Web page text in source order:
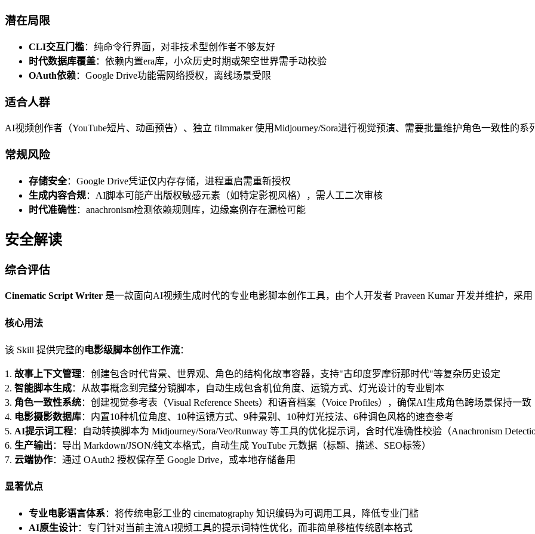
潜在局限
CLI交互门槛：纯命令行界面，对非技术型创作者不够友好
时代数据库覆盖：依赖内置era库，小众历史时期或架空世界需手动校验
OAuth依赖：Google Drive功能需网络授权，离线场景受限
适合人群
AI视频创作者（YouTube短片、动画预告）、独立 filmmaker 使用Midjourney/Sora进行视觉预演、需要批量维护角色一致性的系
常规风险
存储安全：Google Drive凭证仅内存存储，进程重启需重新授权
生成内容合规：AI脚本可能产出版权敏感元素（如特定影视风格），需人工二次审核
时代准确性：anachronism检测依赖规则库，边缘案例存在漏检可能
安全解读
综合评估
Cinematic Script Writer 是一款面向AI视频生成时代的专业电影脚本创作工具，由个人开发者 Praveen Kumar 开发并维护，采用
核心用法
该 Skill 提供完整的电影级脚本创作工作流：
1. 故事上下文管理：创建包含时代背景、世界观、角色的结构化故事容器，支持"古印度罗摩衍那时代"等复杂历史设定
2. 智能脚本生成：从故事概念到完整分镜脚本，自动生成包含机位角度、运镜方式、灯光设计的专业剧本
3. 角色一致性系统：创建视觉参考表（Visual Reference Sheets）和语音档案（Voice Profiles），确保AI生成角色跨场景保持一致
4. 电影摄影数据库：内置10种机位角度、10种运镜方式、9种景别、10种灯光技法、6种调色风格的速查参考
5. AI提示词工程：自动转换脚本为 Midjourney/Sora/Veo/Runway 等工具的优化提示词，含时代准确性校验（Anachronism
6. 生产输出 ：导出 Markdown/JSON/纯文本格式，自动生成 YouTube 元数据（标题、描述、SEO标签）
7. 云端协作：通过 OAuth2 授权保存至 Google Drive，或本地存储备用
显著优点
专业电影语言体系：将传统电影工业的 cinematography 知识编码为可调用工具，降低专业门槛
AI原生设计：专门针对当前主流AI视频工具的提示词特性优化，而非简单移植传统剧本格式